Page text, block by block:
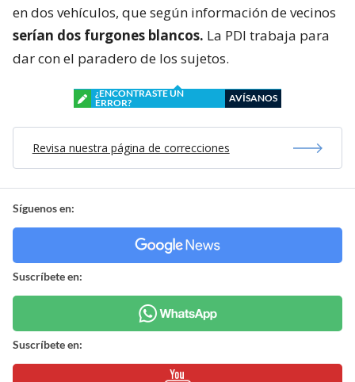
en dos vehículos, que según información de vecinos
serían dos furgones blancos. La PDI trabaja para
dar con el paradero de los sujetos.
¿ENCONTRASTE UN
ERROR?
AVÍSANOS
Revisa nuestra página de correcciones
Síguenos en:
Suscríbete en:
Suscríbete en: